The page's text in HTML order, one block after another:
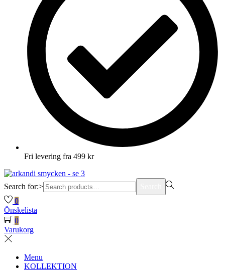
Fri levering fra 499 kr
Search for:>
0
Önskelista
0
Varukorg
Menu
KOLLEKTION